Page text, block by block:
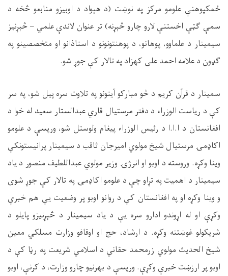
ځمکپوهنې علومو مرکز په نوښت (د هېواد د اوبیزو منابعو څخه د
سمې ګټې اخستنې لارو چارو څېړنه) تر عنوان لاندې علمي – څېړنیز
سیمینار د علماوو، پوهانو، د پوهنتونونو د استاذانو او متخصصینو په
ګډون د علامه احمد علی کهزاد په تالار کې جوړ شو.
سمینار د قرآن کریم د څو مبارکو آیتونو په تلاوت سره پیل شو، په سر
کې د ریاست الوزراء د دفتر مرستیال قاري عبدالستار سعید له خوا د
افغانستان د ا.ا.ا د رئیس الوزراء پیغام ولوستل شو، ورپسې د علومو
اکاډمۍ مرستیال شیخ مولوي امیرجان ثاقب د سیمینار پرانیستونکې
وینا وکړه. وروسته د اوبو او انرژۍ وزیر مولوي عبداللطیف منصور د یاد
سیمینار د اهمیت په تړاو چې د علومو اکاډمۍ په تالار کې جوړ شوی
و وینا وکړه او په افغانستان کې د روانو اوبو پر وضعیت یې هم خبرې
وکړې او له اړوندو ادارو سره یې د یاد سیمینار د څېړنیزو پایلو د
شریکولو غوښتنه وکړه. د ارشاد، حج او اوقافو وزارت مسلکي معین
شیخ الحدیث مولوي زرمحمد حقاني د اسلامي شریعت په رڼا کې د
اوبو پر ارزښت خبرې وکړې. ورپسې د بهرنیو چارو وزارت، د کرنې، اوبو